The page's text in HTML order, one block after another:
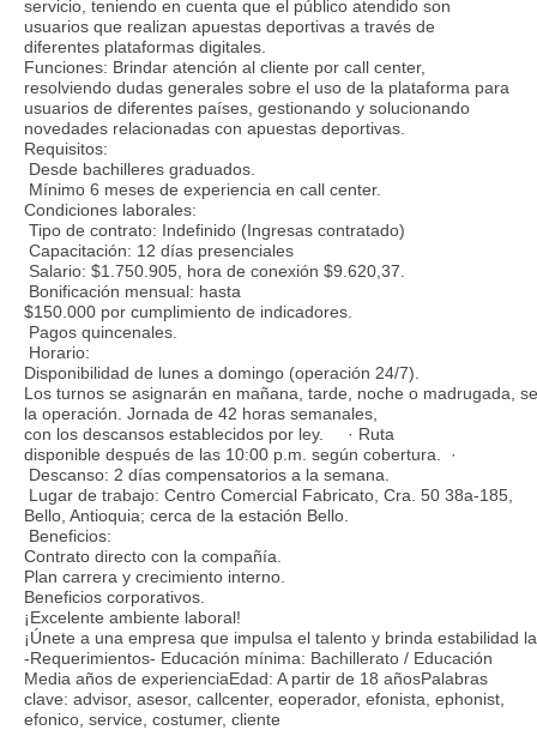
servicio, teniendo en cuenta que el público atendido son
usuarios que realizan apuestas deportivas a través de
diferentes plataformas digitales.
Funciones: Brindar atención al cliente por call center,
resolviendo dudas generales sobre el uso de la plataforma para
usuarios de diferentes países, gestionando y solucionando
novedades relacionadas con apuestas deportivas.
Requisitos:
Desde bachilleres graduados.
Mínimo 6 meses de experiencia en call center.
Condiciones laborales:
Tipo de contrato: Indefinido (Ingresas contratado)
Capacitación: 12 días presenciales
Salario: $1.750.905, hora de conexión $9.620,37.
Bonificación mensual: hasta
$150.000 por cumplimiento de indicadores.
Pagos quincenales.
Horario:
Disponibilidad de lunes a domingo (operación 24/7).
Los turnos se asignarán en mañana, tarde, noche o madrugada,
la operación. Jornada de 42 horas semanales,
con los descansos establecidos por ley. · Ruta
disponible después de las 10:00 p.m. según cobertura. ·
Descanso: 2 días compensatorios a la semana.
Lugar de trabajo: Centro Comercial Fabricato, Cra. 50 38a-185,
Bello, Antioquia; cerca de la estación Bello.
Beneficios:
Contrato directo con la compañía.
Plan carrera y crecimiento interno.
Beneficios corporativos.
¡Excelente ambiente laboral!
¡Únete a una empresa que impulsa el talento y brinda estabilidad
-Requerimientos- Educación mínima: Bachillerato / Educación
Media años de experienciaEdad: A partir de 18 añosPalabras
clave: advisor, asesor, callcenter, eoperador, efonista, ephonist,
efonico, service, costumer, cliente